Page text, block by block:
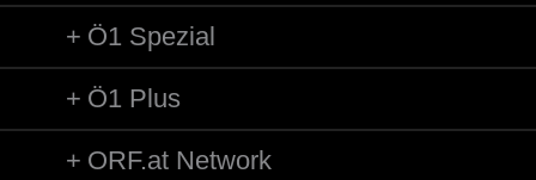
Ö1 Spezial
Ö1 Plus
ORF.at Network